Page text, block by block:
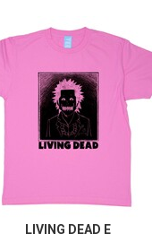
LIVING DEAD E